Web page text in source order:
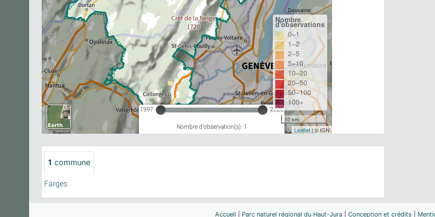
1997 2026
Nombre d'observation(s): 1
Nombre
d'observations
0–1
1–2
2–5
5–10
10–20
20–50
50–100
100+
10 km
Leaflet| © IGN
1 commune
Farges
Accueil Parc naturel régional du Haut-Jura Conception et crédits